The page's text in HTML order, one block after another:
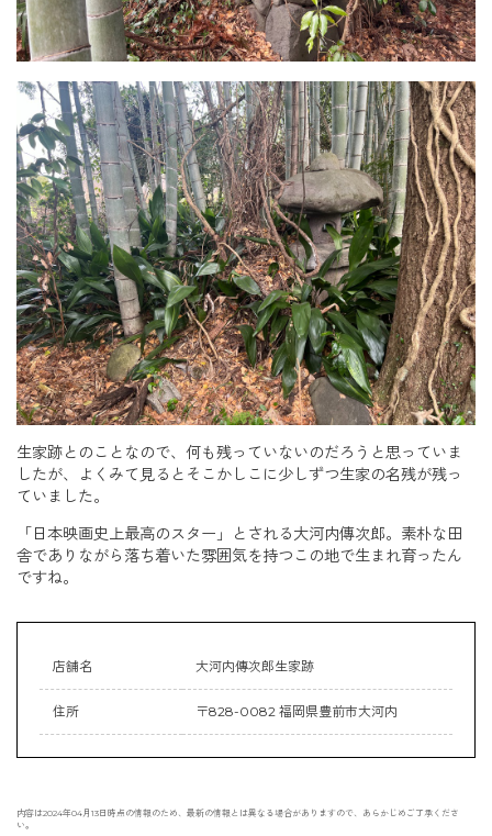
生家跡とのことなので、何も残っていないのだろうと思っていま
したが、よくみて見るとそこかしこに少しずつ生家の名残が残っ
ていました。
「日本映画史上最高のスター」とされる大河内傳次郎。素朴な田
舎でありながら落ち着いた雰囲気を持つこの地で生まれ育ったん
ですね。
店舗名 大河内傳次郎生家跡
住所 〒828-0082 福岡県豊前市大河内
内容は2024年04月13日時点の情報のため、最新の情報とは異なる場合がありますので、あらかじめご了承くださ
い。